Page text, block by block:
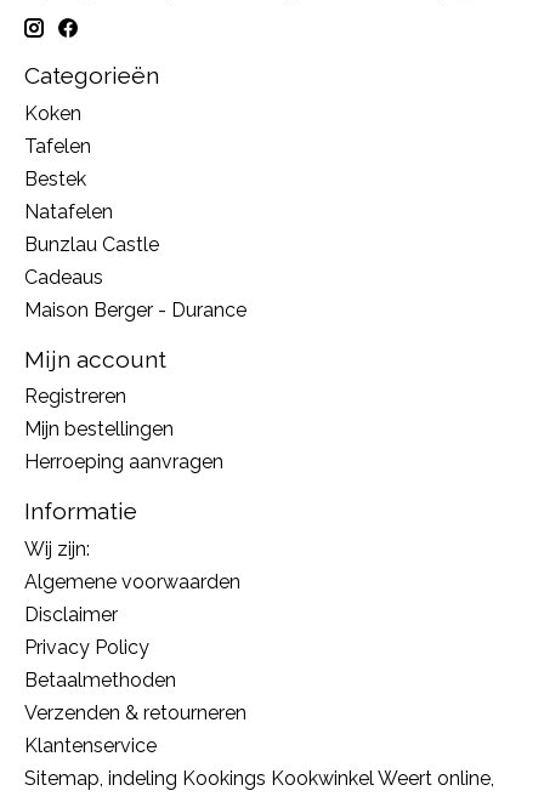
Categorieën
Koken
Tafelen
Bestek
Natafelen
Bunzlau Castle
Cadeaus
Maison Berger - Durance
Mijn account
Registreren
Mijn bestellingen
Herroeping aanvragen
Informatie
Wij zijn:
Algemene voorwaarden
Disclaimer
Privacy Policy
Betaalmethoden
Verzenden & retourneren
Klantenservice
Sitemap, indeling Kookings Kookwinkel Weert online,